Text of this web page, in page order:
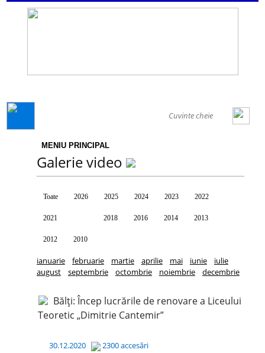
MENIU PRINCIPAL
Galerie video
Toate 2026 2025 2024 2023 2022
2021 2018 2016 2014 2013
2012 2010
ianuarie februarie martie aprilie mai iunie
iulie
august
septembrie octombrie noiembrie decembrie
Bălți: Încep lucrările de renovare a Liceului
Teoretic „Dimitrie Cantemir”
30.12.2020 2300 accesări